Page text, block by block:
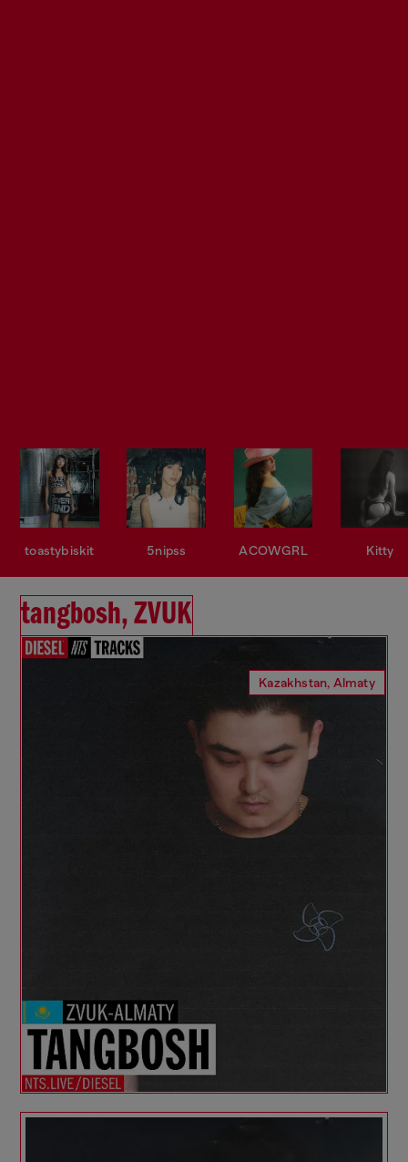
toastybiskit 5nipss ACOWGRL Kitty
tangbosh, ZVUK
Kazakhstan, Almaty